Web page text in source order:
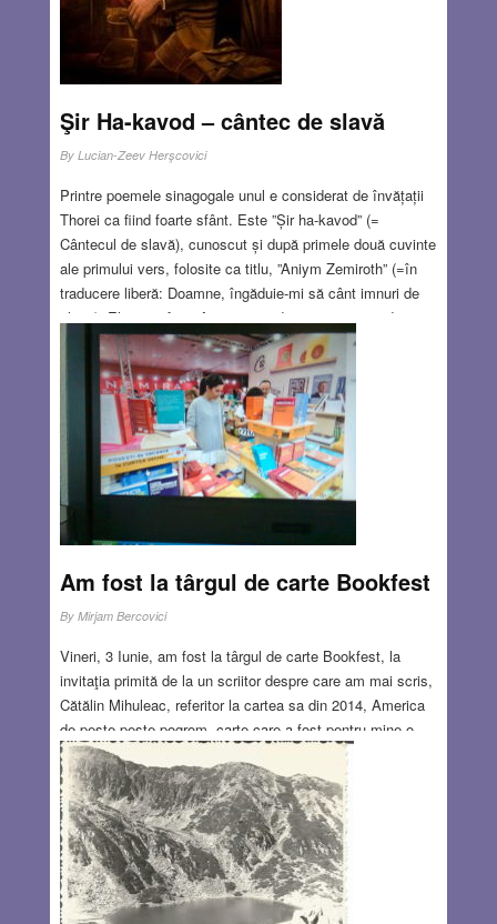
„Radu Cosașu și fiul său inexistent”, conține schimbul de
scrisori între tatăl și fiul inexistent.
JUN 23, 2016
Şir Ha-kavod – cântec de slavă
By Lucian-Zeev Herşcovici
Printre poemele sinagogale unul e considerat de învățații
Thorei ca fiind foarte sfânt. Este ”Șir ha-kavod” (=
Cântecul de slavă), cunoscut și după primele două cuvinte
ale primului vers, folosite ca titlu, ”Aniym Zemiroth” (=în
traducere liberă: Doamne, îngăduie-mi să cânt imnuri de
slavă). El este cântat în sinagogi după rugăciunea de
”Musaf” (=suplimentară”) în zilele de Șabat și sărbători.
Cântecul exprimă dragostea profundă a omului față de
Dumnezeu, putem spune Divinizarea lui Dumnezeu,
slăvirea, admirarea și venerarea Lui. Melodia acestui
cântec este foarte frumoasă, amintind un adevărat imn de
slavă, cântat într-o gamă de înălțare, incluzând sunete de
iubire, dragoste, admirație.
Read more…
JUN 23, 2016
Am fost la târgul de carte Bookfest
By Mirjam Bercovici
Vineri, 3 Iunie, am fost la târgul de carte Bookfest, la
invitaţia primită de la un scriitor despre care am mai scris,
Cătălin Mihuleac, referitor la cartea sa din 2014, America
de peste peste pogrom, carte care a fost pentru mine o
mare surpriză. “Ultima ţigară a lui Fondane” e titlul noii
sale cărţi şi a apărut la Cartea Româneacă, foarte recent,
în 2016, cu subtitlul „Istorii despre Holocaust” şi o copertă
splendidă, o reproducere după Mark Chagall, Homme-coq
au dessus de Vitebsk, din 1925.
Read more…
JUN 23, 2016 0 COMMENTS